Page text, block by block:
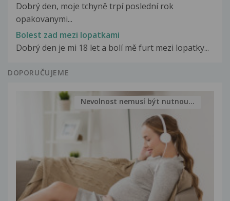
Dobrý den, moje tchyně trpí poslední rok
opakovanymi...
Bolest zad mezi lopatkami
Dobrý den je mi 18 let a bolí mě furt mezi lopatky...
DOPORUČUJEME
Nevolnost nemusí být nutnou...